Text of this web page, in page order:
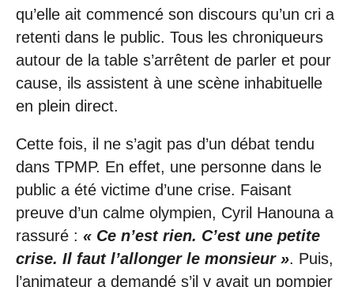
qu’elle ait commencé son discours qu’un cri a
retenti dans le public. Tous les chroniqueurs
autour de la table s’arrêtent de parler et pour
cause, ils assistent à une scène inhabituelle
en plein direct.
Cette fois, il ne s’agit pas d’un débat tendu
dans TPMP. En effet, une personne dans le
public a été victime d’une crise. Faisant
preuve d’un calme olympien, Cyril Hanouna a
rassuré : « Ce n’est rien. C’est une petite
crise. Il faut l’allonger le monsieur ». Puis,
l’animateur a demandé s’il y avait un pompier